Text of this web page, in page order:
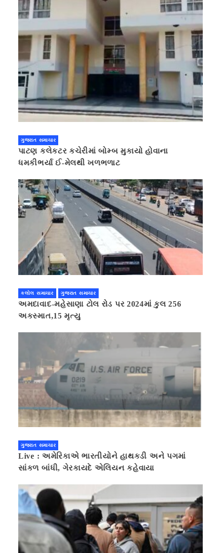
ગુજરાત સમાચાર
પાટણ કલેકટર કચેરીમાં બોમ્બ મુકાયો હોવાના
ધમકીભર્યા ઈ-મેલથી ખળભળાટ
કલોલ સમાચાર ગુજરાત સમાચાર
અમદાવાદ-મહેસાણા ટોલ રોડ પર 2024માં કુલ 256
અકસ્માત,15 મૃત્યુ
ગુજરાત સમાચાર
Live : અમેરિકાએ ભારતીયોને હાથકડી અને પગમાં
સાંકળ બાંધી, ગેરકાયદે એલિયન કહેવાયા